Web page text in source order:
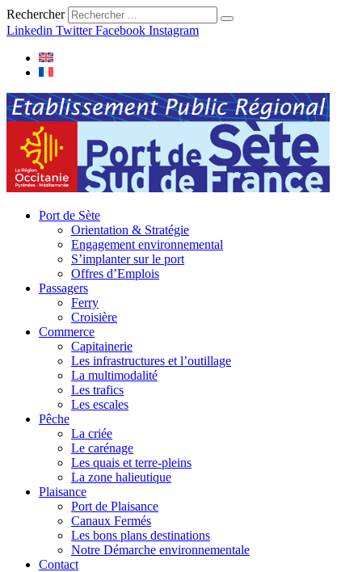
Rechercher
Linkedin Twitter Facebook Instagram
Port de Sète
Orientation & Stratégie
Engagement environnemental
S’implanter sur le port
Offres d’Emplois
Passagers
Ferry
Croisière
Commerce
Capitainerie
Les infrastructures et l’outillage
La multimodalité
Les trafics
Les escales
Pêche
La criée
Le carénage
Les quais et terre-pleins
La zone halieutique
Plaisance
Port de Plaisance
Canaux Fermés
Les bons plans destinations
Notre Démarche environnementale
Contact